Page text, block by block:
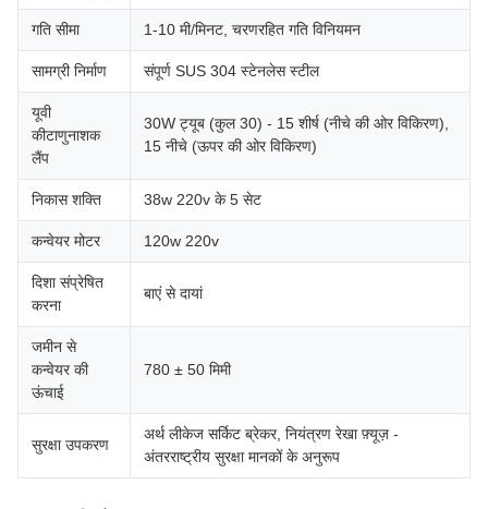
गति सीमा 1-10 मी/मिनट, चरणरहित गति विनियमन
सामग्री निर्माण संपूर्ण SUS 304 स्टेनलेस स्टील
यूवी
कीटाणुनाशक
लैंप
30W ट्यूब (कुल 30) - 15 शीर्ष (नीचे की ओर विकिरण),
15 नीचे (ऊपर की ओर विकिरण)
निकास शक्ति 38w 220v के 5 सेट
कन्वेयर मोटर 120w 220v
दिशा संप्रेषित
करना
बाएं से दायां
जमीन से
कन्वेयर की
ऊंचाई
780 ± 50 मिमी
सुरक्षा उपकरण
अर्थ लीकेज सर्किट ब्रेकर, नियंत्रण रेखा फ़्यूज़ -
अंतरराष्ट्रीय सुरक्षा मानकों के अनुरूप